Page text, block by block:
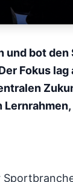
und bot
Fokus lag